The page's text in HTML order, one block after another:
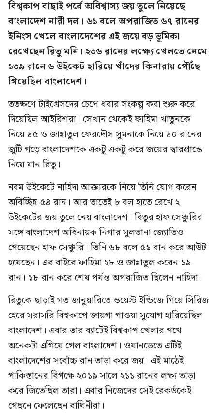
বিশ্বকাপ বাছাই পর্বে অবিশ্বাস্য জয় তুলে নিয়েছে
বাংলাদেশ নারী দল। ৬১ বলে অপরাজিত ৬৭ রানের
ইনিংস খেলে বাংলাদেশের এই জয়ে বড় ভূমিকা
রেখেছেন রিতু মনি। ২৩৬ রানের লক্ষ্যে খেলতে নেমে
১৩৯ রানে ৬ উইকেট হারিয়ে খাঁদের কিনারায় পৌঁছে
গিয়েছিল বাংলাদেশ।
ততক্ষণে টাইগ্রেসদের চেপে ধরার সংকল্প করা শুরু করে
দিয়েছিল আইরিশরা। সেখান থেকেই ফাহিমা খাতুনকে
নিয়ে ৪৫ ও জান্নাতুল ফেরদৌস সুমনাকে নিয়ে ৪০ রানের
জুটি গড়ে বাংলাদেশকে একটু একটু করে জয়ের দ্বারপ্রান্তে
নিয়ে যান রিতু।
নবম উইকেটে নাহিদা আক্তারকে নিয়ে তিনি যোগ করেন
অবিচ্ছিন্ন ৫৪ রান। আর তাতেই ৮ বল হাতে রেখে ২
উইকেটের জয় তুলে নেয় বাংলাদেশ। রিতুর হাফ সেঞ্চুরির
সঙ্গে বাংলাদেশ অধিনায়ক নিগার সুলতানা জ্যোতিও
পেয়েছেন হাফ সেঞ্চুরি। তিনি ৬৮ বলে ৫১ রান করে আউট
হয়েছেন। এর বাইরে ফাহিমা ২৮ ও জান্নাতুল করেন ১৯
রান। ১৮ রান করে শেষ পর্যন্ত অপরাজিত ছিলেন নাহিদা।
রিতুকে ছাড়াই গত জানুয়ারিতে ওয়েস্ট ইন্ডিজে গিয়ে সিরিজ
হেরে সরাসরি বিশ্বকাপে জায়গা পাওয়া সুযোগ হারিয়েছিল
বাংলাদেশ। এবার তার ব্যাটেই বিশ্বকাপ খেলার পথে
অনেকটা এগিয়ে গেল বাংলাদেশ। ওয়ানডেতে এটিই
বাংলাদেশের সর্বোচ্চ রান তাড়া করে জয়। এই মাঠেই
পাকিস্তানের বিপক্ষে ২০১৯ সালে ২১১ রানের লক্ষ্য তাড়া
করে জিতেছিল তারা। এবার নিজেদের সেই রেকর্ডকেই
পেছনে ফেলেছেন বাঘিনীরা।